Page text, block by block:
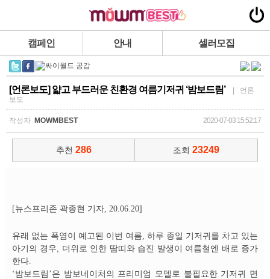
캠페인 안내 셀러모집
[언론보도] 얇고 부드러운 친환경 여름기저귀 ‘밤보드림’
| 언론
보도
작성자 MOWMBEST 2020-07-03 15:52:17
추천 286 조회 23249
[뉴스프리존 곽종현 기자, 20.06.20]
유래 없는 폭염이 예고된 이번 여름, 하루 종일 기저귀를 차고 있는
아기의 경우, 더위로 인한 땀띠와 습진 발생이 여름철엔 배로 증가
한다.
‘밤보드림’은 밤보네이처의 프리미엄 모델로 불필요한 기저귀 면